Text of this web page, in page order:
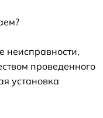
неисправности,
проведенного
установка